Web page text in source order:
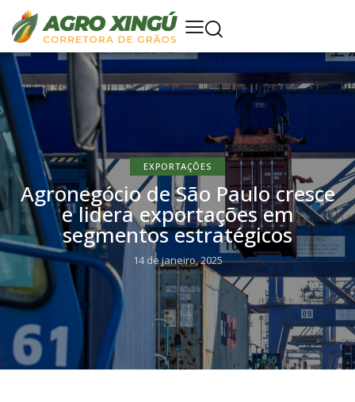
EXPORTAÇÕES
Agronegócio de São Paulo cresce
e lidera exportações em
segmentos estratégicos
14 de janeiro, 2025